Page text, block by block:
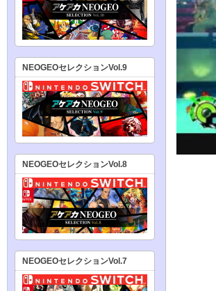
NEOGEOセレクションVol.9
NEOGEOセレクションVol.8
NEOGEOセレクションVol.7